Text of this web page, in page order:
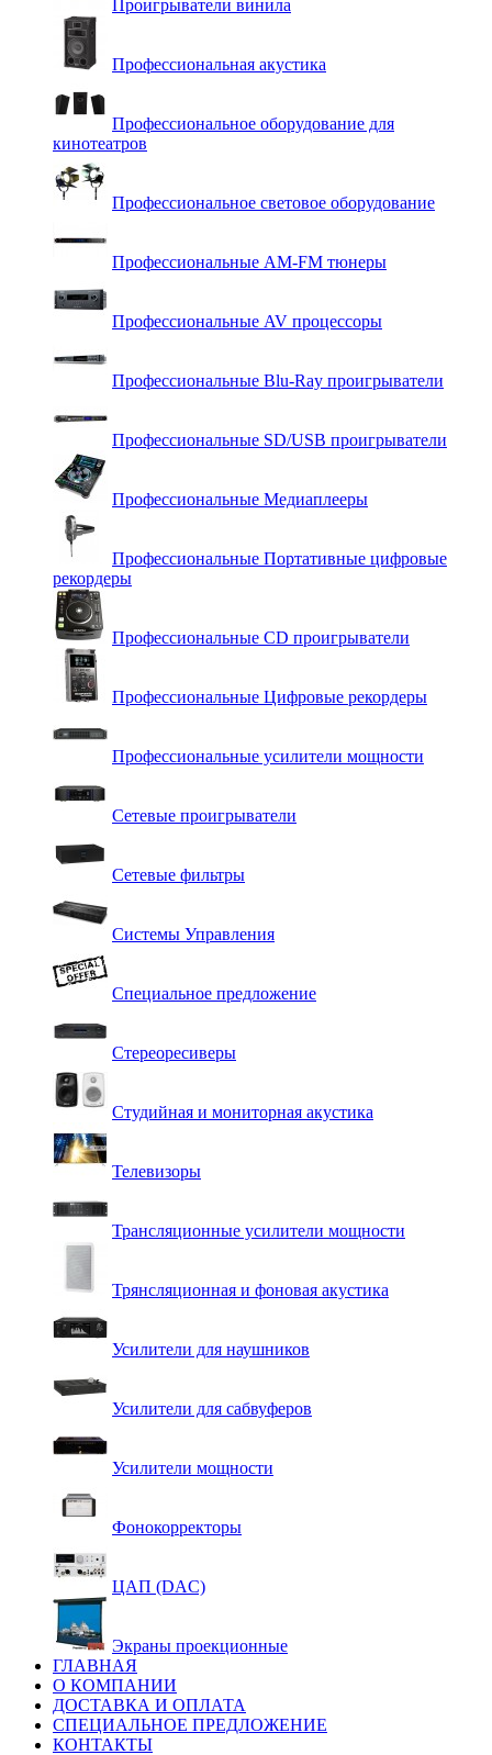
Проигрыватели винила
Профессиональная акустика
Профессиональное оборудование для
кинотеатров
Профессиональное световое оборудование
Профессиональные AM-FM тюнеры
Профессиональные AV процессоры
Профессиональные Blu-Ray проигрыватели
Профессиональные SD/USB проигрыватели
Профессиональные Медиаплееры
Профессиональные Портативные цифровые
рекордеры
Профессиональные СD проигрыватели
Профессиональные Цифровые рекордеры
Профессиональные усилители мощности
Сетевые проигрыватели
Сетевые фильтры
Системы Управления
Специальное предложение
Стереоресиверы
Студийная и мониторная акустика
Телевизоры
Трансляционные усилители мощности
Трянсляционная и фоновая акустика
Усилители для наушников
Усилители для сабвуферов
Усилители мощности
Фонокорректоры
ЦАП (DAC)
Экраны проекционные
ГЛАВНАЯ
О КОМПАНИИ
ДОСТАВКА И ОПЛАТА
СПЕЦИАЛЬНОЕ ПРЕДЛОЖЕНИЕ
КОНТАКТЫ